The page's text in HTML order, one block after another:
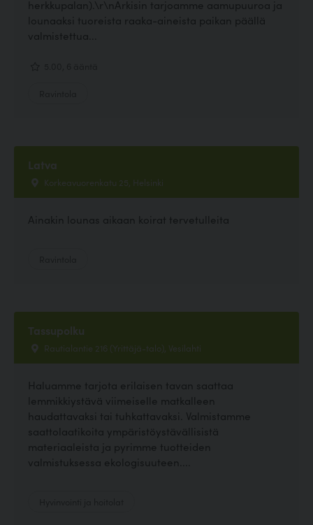
herkkupalan).\r\nArkisin tarjoamme aamupuuroa ja
lounaaksi tuoreista raaka-aineista paikan päällä
valmistettua...
Latva
Korkeavuorenkatu 25, Helsinki
Ainakin lounas aikaan koirat tervetulleita
Tassupolku
Rautialantie 216 (Yrittäjä-talo), Vesilahti
Haluamme tarjota erilaisen tavan saattaa
lemmikkiystävä viimeiselle matkalleen
haudattavaksi tai tuhkattavaksi. Valmistamme
saattolaatikoita ympäristöystävällisistä
materiaaleista ja pyrimme tuotteiden
valmistuksessa ekologisuuteen....